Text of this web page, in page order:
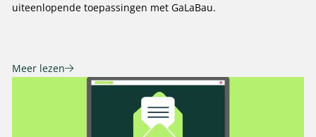
uiteenlopende toepassingen met GaLaBau.
Meer lezen